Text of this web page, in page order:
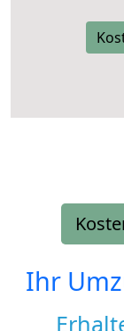
Ihr